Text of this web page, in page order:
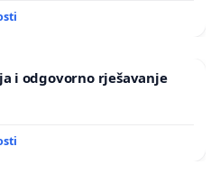
i odgovorno rješavanje